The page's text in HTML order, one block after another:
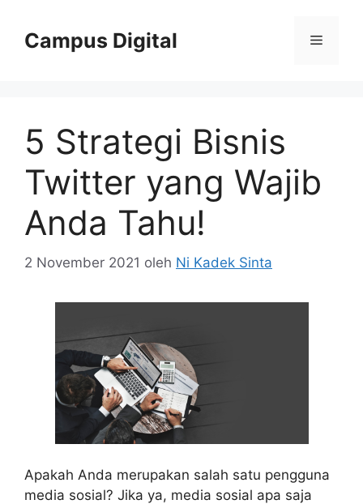
Campus Digital Menu
5 Strategi Bisnis
Twitter yang Wajib
Anda Tahu!
2 November 2021 oleh Ni Kadek Sinta
Apakah Anda merupakan salah satu pengguna
media sosial? Jika ya, media sosial apa saja